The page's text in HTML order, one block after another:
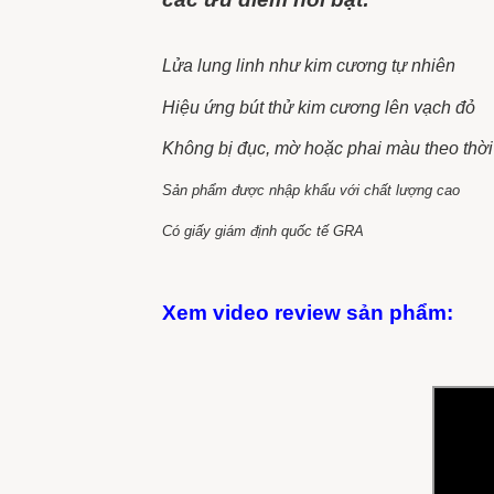
Lửa lung linh như kim cương tự nhiên
Hiệu ứng bút thử kim cương lên vạch đỏ
Không bị đục, mờ hoặc phai màu theo
Sản phẩm được nhập khẩu với chất lượng cao
Có giấy giám định quốc tế GRA
Xem video review sản phẩm: